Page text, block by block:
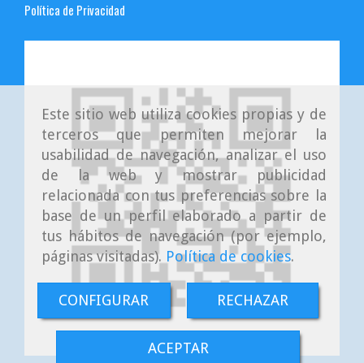
Este sitio web utiliza cookies propias y de
terceros que permiten mejorar la
usabilidad de navegación, analizar el uso
de la web y mostrar publicidad
relacionada con tus preferencias sobre la
base de un perfil elaborado a partir de
tus hábitos de navegación (por ejemplo,
páginas visitadas). Política de cookies.
CONFIGURAR RECHAZAR
ACEPTAR
Política de Privacidad